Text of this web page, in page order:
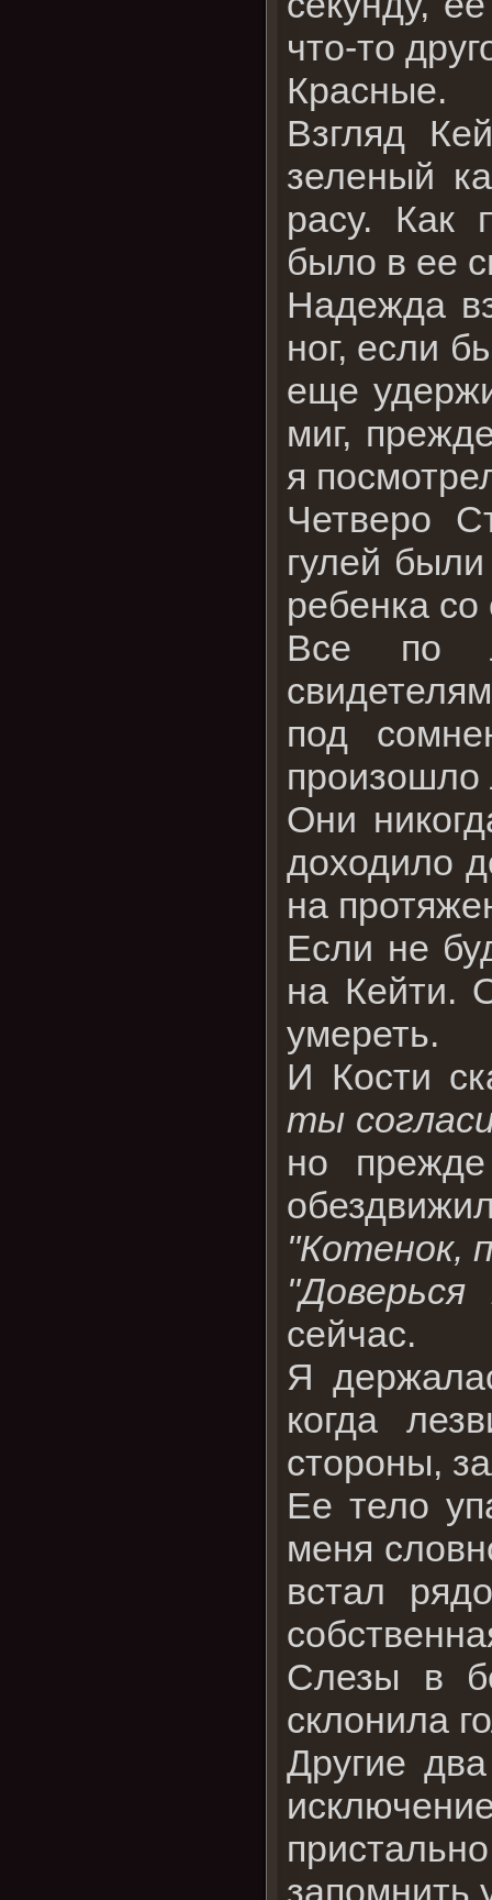
что-то
Красные.
Взгляд
зеленый
расу. Как
было в ее
Надежда
ног, если
еще
миг,
я
Четверо
гулей
ребенка
Все по
под
произошло
Они
доходило
на
Если не
на Кейти.
умереть.
И Кости
ты
но
"Котенок,
"Доверься
сейчас.
Я
когда
стороны,
Ее тело
меня
встал
Слезы в
склонила
Другие
запомнить